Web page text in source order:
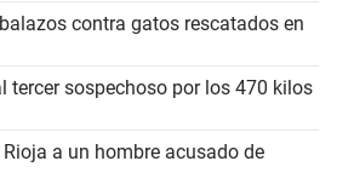
contra gatos rescatados en
tercer sospechoso por los 470 kilos
a un hombre acusado de